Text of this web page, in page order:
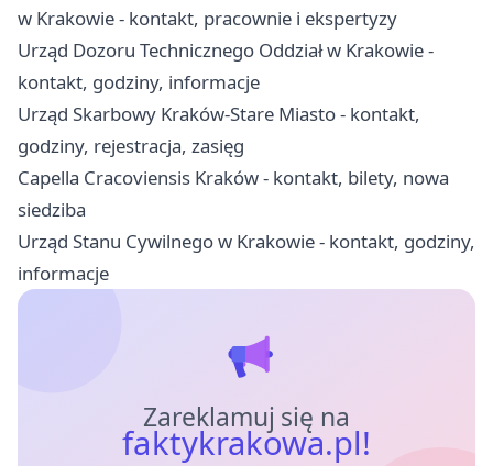
w Krakowie - kontakt, pracownie i ekspertyzy
Urząd Dozoru Technicznego Oddział w Krakowie -
kontakt, godziny, informacje
Urząd Skarbowy Kraków-Stare Miasto - kontakt,
godziny, rejestracja, zasięg
Capella Cracoviensis Kraków - kontakt, bilety, nowa
siedziba
Urząd Stanu Cywilnego w Krakowie - kontakt, godziny,
informacje
Zareklamuj się na
faktykrakowa.pl!